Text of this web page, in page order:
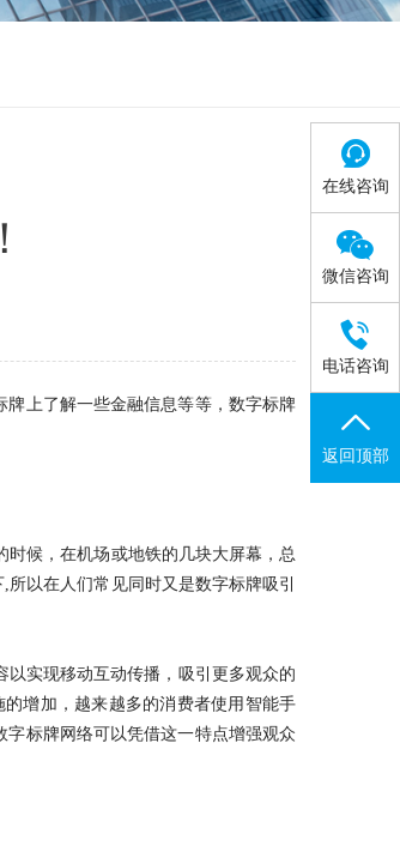
上了解一些金融信息等等，数字标牌
候，在机场或地铁的几块大屏幕，总
以在人们常见同时又是数字标牌吸引
实现移动互动传播，吸引更多观众的
增加，越来越多的消费者使用智能手
标牌网络可以凭借这一特点增强观众
在线咨询

微信咨询

电话咨询
返回顶部